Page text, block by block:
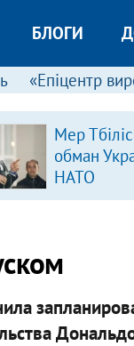
БЛОГИ
«Епіцентр
Мер
обман
НАТО